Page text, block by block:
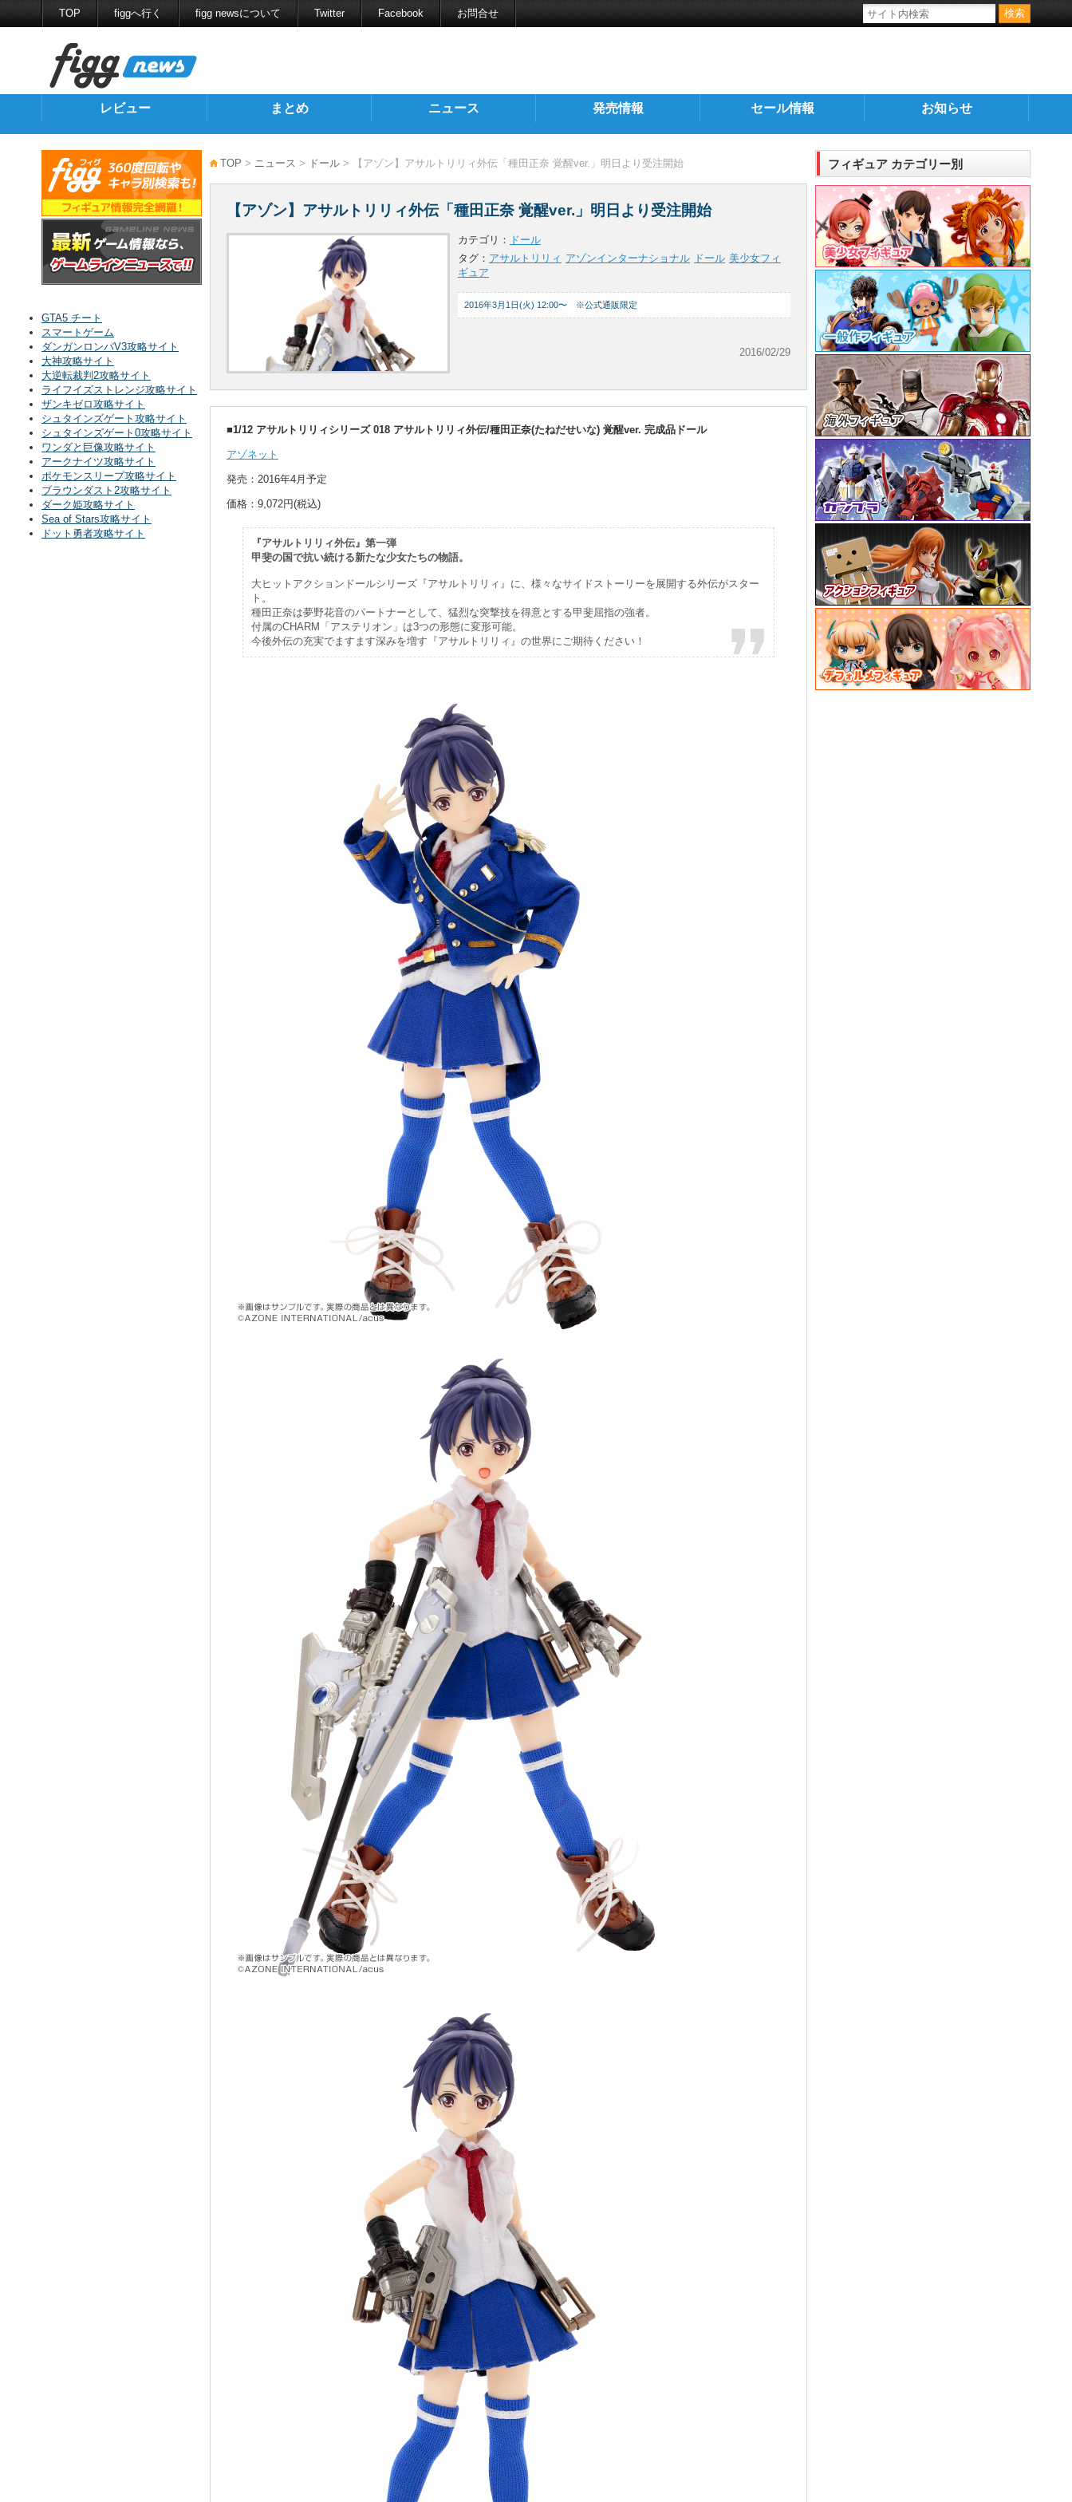
TOP figgへ行く figg newsについて Twitter Facebook お問合せ
レビュー まとめ ニュース 発売情報 セール情報 お知らせ
TOP > ニュース > ドール > 【アゾン】アサルトリリィ外伝「種田正奈 覚醒ver.」明日より受注開始
【アゾン】アサルトリリィ外伝「種田正奈 覚醒ver.」明日より受注開始
カテゴリ： ドール
タグ： アサルトリリィ アゾンインターナショナル ドール 美少女フィ
ギュア
2016/02/29
2016年3月1日(火) 12:00〜 ※公式通販限定
■1/12 アサルトリリィシリーズ 018 アサルトリリィ外伝/種田正奈(たねだせいな) 覚醒ver. 完成品ドール
アゾネット
発売：2016年4月予定
価格：9,072円(税込)
『アサルトリリィ外伝』第一弾
甲斐の国で抗い続ける新たな少女たちの物語。
大ヒットアクションドールシリーズ『アサルトリリィ』に、様々なサイドストーリーを展開する外伝がスター
ト。
種田正奈は夢野花音のパートナーとして、猛烈な突撃技を得意とする甲斐屈指の強者。
付属のCHARM「アステリオン」は3つの形態に変形可能。
今後外伝の充実でますます深みを増す『アサルトリリィ』の世界にご期待ください！
GTA5 チート
スマートゲーム
ダンガンロンパV3攻略サイト
大神攻略サイト
大逆転裁判2攻略サイト
ライフイズストレンジ攻略サイト
ザンキゼロ攻略サイト
シュタインズゲート攻略サイト
シュタインズゲート0攻略サイト
ワンダと巨像攻略サイト
アークナイツ攻略サイト
ポケモンスリープ攻略サイト
ブラウンダスト2攻略サイト
ダーク姫攻略サイト
Sea of Stars攻略サイト
ドット勇者攻略サイト
フィギュア カテゴリー別